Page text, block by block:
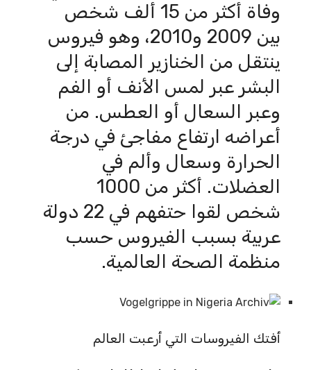
وفاة أكثر من 15 ألف شخص
بين 2009 و2010، وهو فيروس
ينتقل من الخنازير المصابة إلى
البشر عبر لمس الأنف أو الفم
وعبر السعال أو العطس. من
أعراضه ارتفاع مفاجئ في درجة
الحرارة وسعال وألم في
العضلات. أكثر من 1000
شخص لقوا حتفهم في 22 دولة
عربية بسبب الفيروس حسب
منظمة الصحة العالمية.
أفتك الفيروسات التي أرعبت العالم